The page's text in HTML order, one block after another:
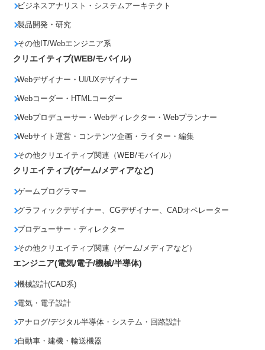
ビジネスアナリスト・システムアーキテクト
製品開発・研究
その他IT/Webエンジニア系
クリエイティブ(WEB/モバイル)
Webデザイナー・UI/UXデザイナー
Webコーダー・HTMLコーダー
Webプロデューサー・Webディレクター・Webプランナー
Webサイト運営・コンテンツ企画・ライター・編集
その他クリエイティブ関連（WEB/モバイル）
クリエイティブ(ゲーム/メディアなど)
ゲームプログラマー
グラフィックデザイナー、CGデザイナー、CADオペレーター
プロデューサー・ディレクター
その他クリエイティブ関連（ゲーム/メディアなど）
エンジニア(電気/電子/機械/半導体)
機械設計(CAD系)
電気・電子設計
アナログ/デジタル半導体・システム・回路設計
自動車・建機・輸送機器